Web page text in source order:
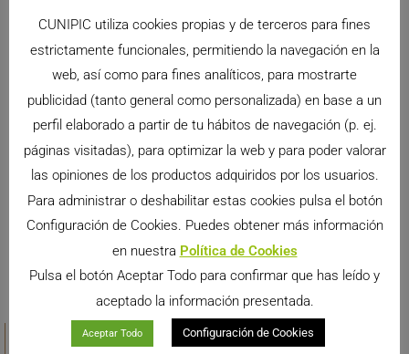
El alimento para agapornies, disponible en 3
kilos
recientemente de la mano de Cunipic SL es el
alimento completo para agapornies en bolsa de 3
kilos.
LEER MÁS >>
CATEGORÍAS
CUNIPIC utiliza cookies propias y de terceros para fines
estrictamente funcionales, permitiendo la navegación en la
web, así como para fines analíticos, para mostrarte
publicidad (tanto general como personalizada) en base a un
perfil elaborado a partir de tu hábitos de navegación (p. ej.
páginas visitadas), para optimizar la web y para poder valorar
las opiniones de los productos adquiridos por los usuarios.
Para administrar o deshabilitar estas cookies pulsa el botón
Configuración de Cookies. Puedes obtener más información
en nuestra Política de Cookies
Pulsa el botón Aceptar Todo para confirmar que has leído y
aceptado la información presentada.
Aceptar Todo Configuración de Cookies